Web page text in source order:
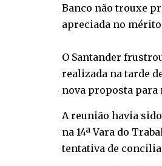
Banco não trouxe
apreciada no
O Santander
realizada na tarde
nova proposta
A reunião havia
na 14ª Vara do
tentativa de